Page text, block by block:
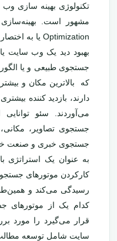
بهبود دید یک وب سایت
جستجوی طبیعی و یا
که بالاترین مکان و
دارند، بازدید کننده
می‌آوردند. سئو
جستجوی تصاویر،
جستجوی خبری و صنعت
به عنوان یک استراتژی
کارکردن موتورهای
رسیدگی می‌کند و
کدام یک از موتورهای
قرار می‌گیرد را مورد
سایت شامل توسعه